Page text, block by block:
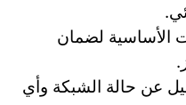
الأساسية لضمان
عن حالة الشبكة وأي